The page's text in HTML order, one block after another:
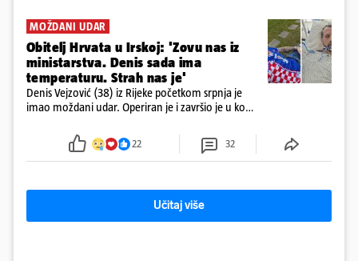
MOŽDANI UDAR
Obitelj Hrvata u Irskoj: 'Zovu nas iz
ministarstva. Denis sada ima
temperaturu. Strah nas je'
Denis Vejzović (38) iz Rijeke početkom srpnja je
imao moždani udar. Operiran je i završio je u komi.
tamošnji liječnici ne vjeruju u oporavak: 'Imamo
22 32
Učitaj više